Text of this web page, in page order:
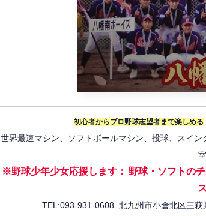
初心者からプロ野球志望者まで楽しめる
世界最速マシン、ソフトボールマシン、投球、スイ
室
※野球少年少女応援します： 野球・ソフトの
ス
TEL:093-931-0608 北九州市小倉北区三萩